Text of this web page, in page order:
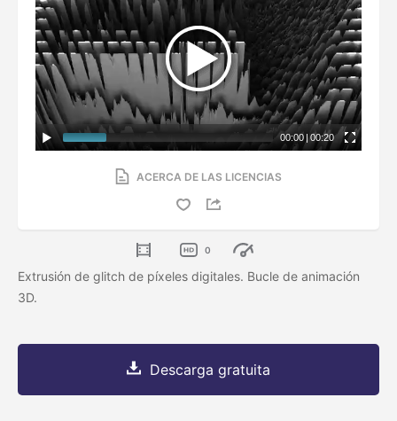
00:00 | 00:20
ACERCA DE LAS LICENCIAS
0
Extrusión de glitch de píxeles digitales. Bucle de animación
3D.
Descarga gratuita